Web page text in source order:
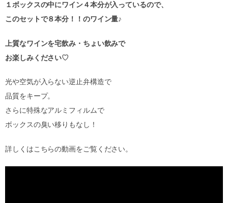
１ボックスの中にワイン４本分が入っているので、
このセットで８本分！！のワイン量♪
上質なワインを宅飲み・ちょい飲みで
お楽しみください♡
光や空気が入らない逆止弁構造で
品質をキープ。
さらに特殊なアルミフィルムで
ボックスの臭い移りもなし！
詳しくはこちらの動画をご覧ください。